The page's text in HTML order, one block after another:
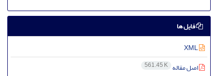
فایل ها
اصل مقاله 561.45 K